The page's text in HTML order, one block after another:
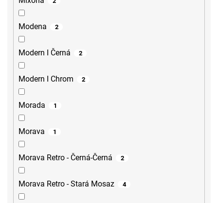
Modena 2
Modern I Černá 2
Modern I Chrom 2
Morada 1
Morava 1
Morava Retro - Černá-Černá 2
Morava Retro - Stará Mosaz 4